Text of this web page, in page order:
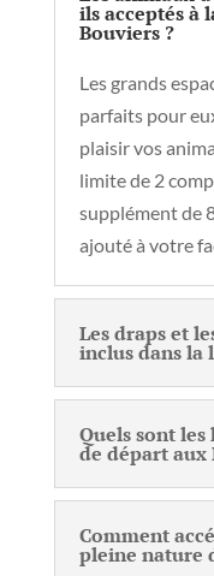
ils acceptés à
Bouviers ?
Les grands
parfaits pour
plaisir vos
limite de 2
supplément de
ajouté à votre
Les draps et
inclus dans la
Quels sont
de départ aux
Comment
pleine nature